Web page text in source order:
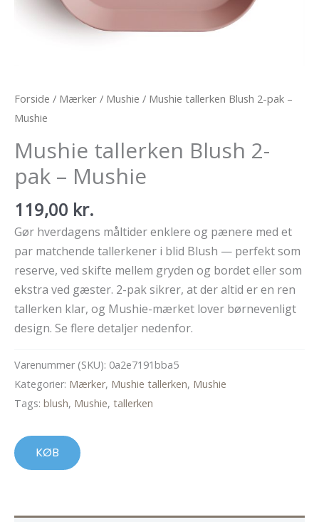
Forside / Mærker / Mushie / Mushie tallerken Blush 2-pak –
Mushie
Mushie tallerken Blush 2-
pak – Mushie
119,00 kr.
Gør hverdagens måltider enklere og pænere med et
par matchende tallerkener i blid Blush — perfekt som
reserve, ved skifte mellem gryden og bordet eller som
ekstra ved gæster. 2-pak sikrer, at der altid er en ren
tallerken klar, og Mushie-mærket lover børnevenligt
design. Se flere detaljer nedenfor.
Varenummer (SKU): 0a2e7191bba5
Kategorier: Mærker, Mushie tallerken, Mushie
Tags: blush, Mushie, tallerken
KØB